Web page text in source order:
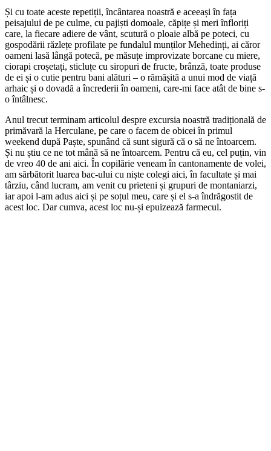
Și cu toate aceste repetiții, încântarea noastră e aceeași în fața
peisajului de pe culme, cu pajiști domoale, căpițe și meri înfloriți
care, la fiecare adiere de vânt, scutură o ploaie albă pe poteci, cu
gospodării răzlețe profilate pe fundalul munților Mehedinți, ai căror
oameni lasă lângă potecă, pe măsuțe improvizate borcane cu miere,
ciorapi croșetați, sticluțe cu siropuri de fructe, brânză, toate produse
de ei și o cutie pentru bani alături – o rămășită a unui mod de viață
arhaic și o dovadă a încrederii în oameni, care-mi face atât de bine s-
o întâlnesc.
Anul trecut terminam articolul despre excursia noastră tradițională de
primăvară la Herculane, pe care o facem de obicei în primul
weekend după Paște, spunând că sunt sigură că o să ne întoarcem.
Și nu știu ce ne tot mână să ne întoarcem. Pentru că eu, cel puțin, vin
de vreo 40 de ani aici. În copilărie veneam în cantonamente de volei,
am sărbătorit luarea bac-ului cu niște colegi aici, în facultate și mai
târziu, când lucram, am venit cu prieteni și grupuri de montaniarzi,
iar apoi l-am adus aici și pe soțul meu, care și el s-a îndrăgostit de
acest loc. Dar cumva, acest loc nu-și epuizează farmecul.